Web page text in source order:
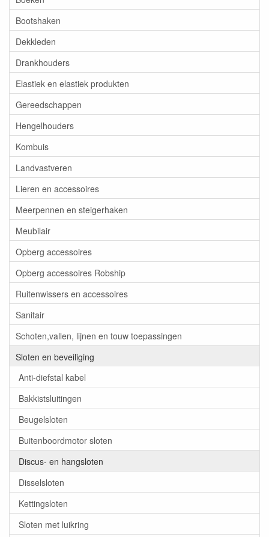
Bootshaken
Dekkleden
Drankhouders
Elastiek en elastiek produkten
Gereedschappen
Hengelhouders
Kombuis
Landvastveren
Lieren en accessoires
Meerpennen en steigerhaken
Meubilair
Opberg accessoires
Opberg accessoires Robship
Ruitenwissers en accessoires
Sanitair
Schoten,vallen, lijnen en touw toepassingen
Sloten en beveiliging
Anti-diefstal kabel
Bakkistsluitingen
Beugelsloten
Buitenboordmotor sloten
Discus- en hangsloten
Disselsloten
Kettingsloten
Sloten met luikring